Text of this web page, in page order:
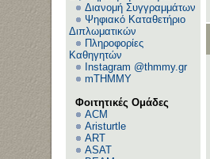
Διανομή Συγγραμμάτων
Ψηφιακό Καταθετήριο
Διπλωματικών
Πληροφορίες
Καθηγητών
Instagram @thmmy.gr
mTHMMY
Φοιτητικές Ομάδες
ACM
Aristurtle
ART
ASAT